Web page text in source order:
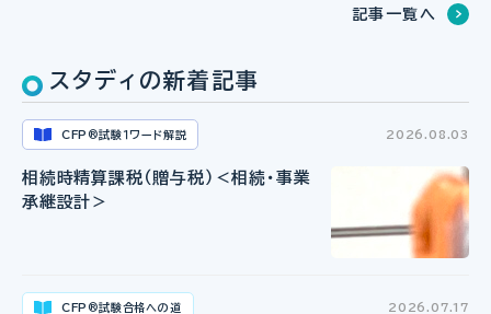
記事一覧へ
スタディの新着記事
CFP ®試験１ワード解説 2026.08.03
相続時精算課税（贈与税）＜相続・事業
承継設計＞
CFP ®試験合格への道 2026.07.17